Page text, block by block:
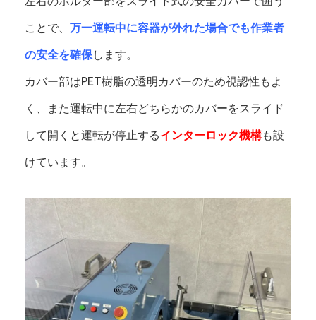
ことで、 万一運転中に容器が外れた場合でも作業者
の安全を確保します。
カバー部はPET樹脂の透明カバーのため視認性もよ
く、また運転中に左右どちらかのカバーをスライド
して開くと運転が停止するインターロック機構も設
けています。